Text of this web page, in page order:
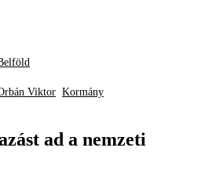
Viktor Kormány
ad a nemzeti